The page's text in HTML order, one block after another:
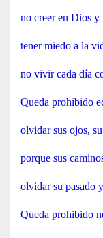
no creer en Dios y
tener miedo a la
no vivir cada día
Queda prohibido
olvidar sus ojos,
porque sus
olvidar su pasado
Queda prohibido